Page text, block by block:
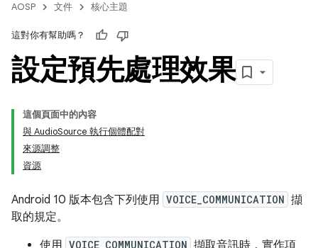
AOSP 文件 核心主題
這對你有幫助嗎？
設定預先處理效果
這個頁面中的內容
與 AudioSource 執行個體配對
來源調整
資源
Android 10 版本包含下列使用 VOICE_COMMUNICATION 擷
取的規定。
使用 VOICE_COMMUNICATION 擷取音訊時，實作項